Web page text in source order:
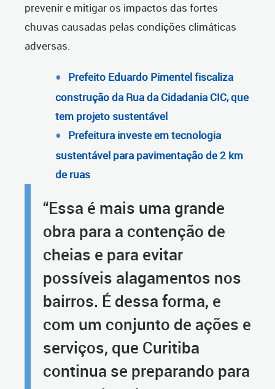
prevenir e mitigar os impactos das fortes
chuvas causadas pelas condições climáticas
adversas.
Prefeito Eduardo Pimentel fiscaliza
construção da Rua da Cidadania CIC, que
tem projeto sustentável
Prefeitura investe em tecnologia
sustentável para pavimentação de 2 km
de ruas
“Essa é mais uma grande
obra para a contenção de
cheias e para evitar
possíveis alagamentos nos
bairros. É dessa forma, e
com um conjunto de ações e
serviços, que Curitiba
continua se preparando para